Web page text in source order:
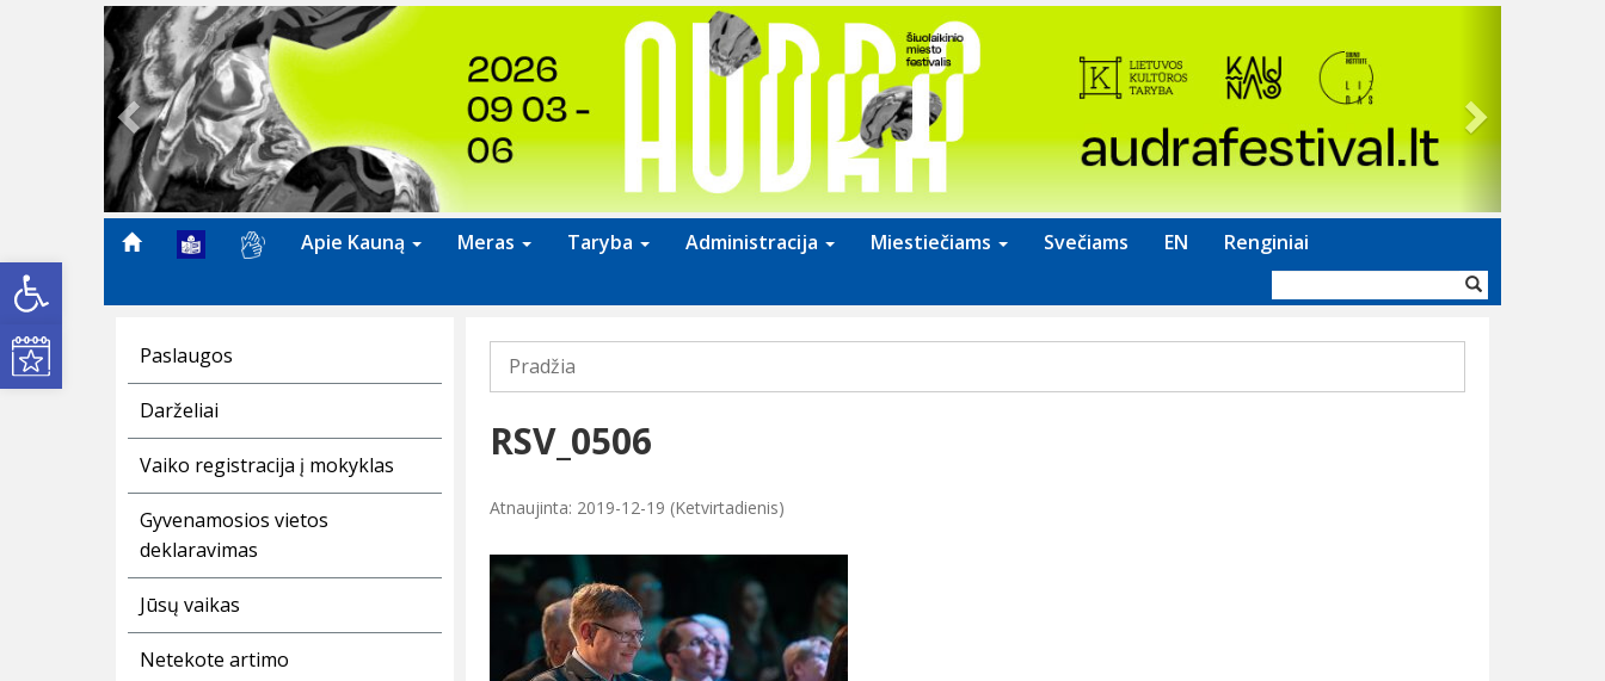
Open toolbar
Kultūros renginiai
Previous
Apie Kauną Meras Taryba Administracija Miestiečiams Svečiams EN Renginiai
forma
Paslaugos
Darželiai
Vaiko registracija į mokyklas
Gyvenamosios vietos
deklaravimas
Jūsų vaikas
Netekote artimo
Pradžia
RSV_0506
Atnaujinta: 2019-12-19 (Ketvirtadienis)